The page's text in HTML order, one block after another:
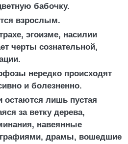
бабочку.
взрослым.
эгоизме, насилии
черты сознательной,
нередко происходят
и болезненно.
остаются лишь пустая
за ветку дерева,
навеянные
драмы, вошедшие